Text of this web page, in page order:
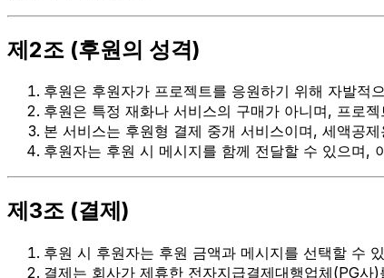
제2조 (후원의 성격)
후원은 후원자가 프로젝트를 응원하기 위해 자발적
후원은 특정 재화나 서비스의 구매가 아니며, 프로
본 서비스는 후원형 결제 중개 서비스이며, 세액공
후원자는 후원 시 메시지를 함께 전달할 수 있으며,
제3조 (결제)
후원 시 후원자는 후원 금액과 메시지를 선택할 수
결제는 회사가 제휴한 전자지급결제대행업체(PG사